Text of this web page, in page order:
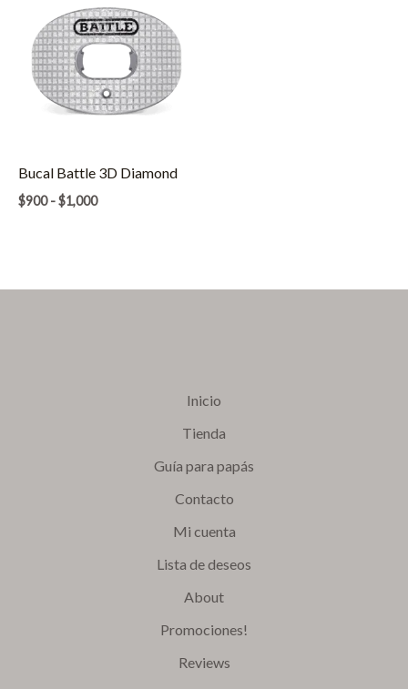
Bucal Battle 3D Diamond
$900 -$1,000Rango
Inicio
Tienda
Guía para papás
Contacto
Mi cuenta
Lista de deseos
About
Promociones!
Reviews